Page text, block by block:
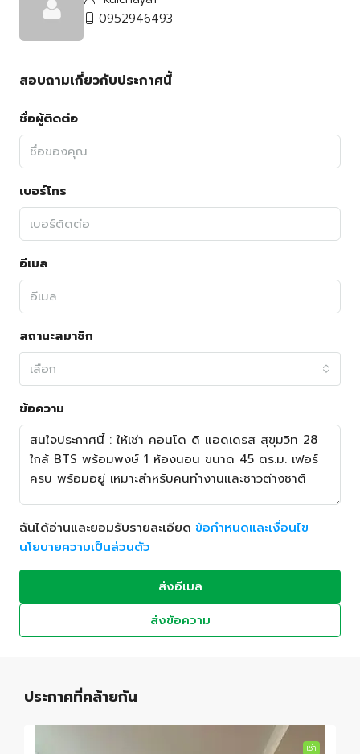
0952946493
สอบถามเกี่ยวกับประกาศนี้
ชื่อผู้ติดต่อ
เบอร์โทร
อีเมล
สถานะสมาชิก
เลือก
ข้อความ
ฉันได้อ่านและยอมรับรายละเอียด ข้อกำหนดและเงื่อนไข
นโยบายความเป็นส่วนตัว
ส่งอีเมล
ส่งข้อความ
ประกาศที่คล้ายกัน
เช่า